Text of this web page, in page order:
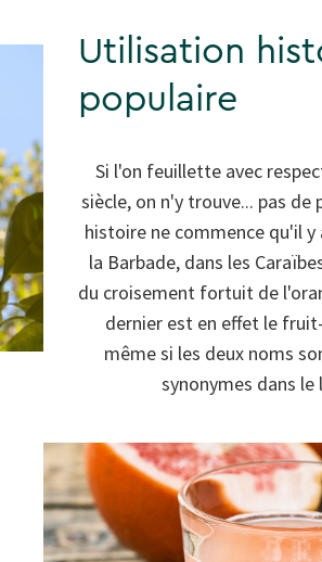
Utilisation
populaire
Si l'on feuillette avec
siècle, on n'y trouve... pas de
histoire ne commence qu'il y
la Barbade, dans les
du croisement fortuit de
dernier est en effet le
même si les deux noms
synonymes dans